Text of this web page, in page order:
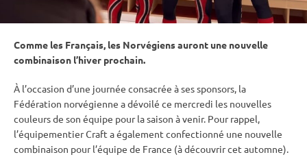
Comme les Français, les Norvégiens auront une nouvelle
combinaison l’hiver prochain.
À l’occasion d’une journée consacrée à ses sponsors, la
Fédération norvégienne a dévoilé ce mercredi les nouvelles
couleurs de son équipe pour la saison à venir. Pour rappel,
l’équipementier Craft a également confectionné une nouvelle
combinaison pour l’équipe de France (à découvrir cet automne).